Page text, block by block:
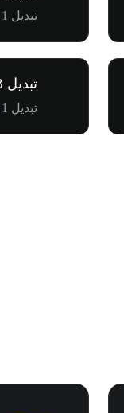
تبدیل 1 KLED به R$0.0517
تبدیل AXTIB به AUD
تبدیل 1 AXTIB به $99.21